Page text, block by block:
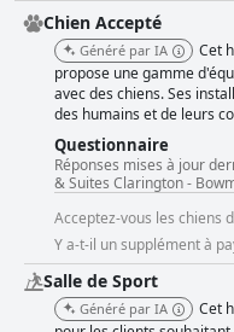
et les longs trajets. Les
propre, favorable aux
la tranquillité.
son bon rapport qualité-prix,
voyageurs. **Petit-déjeuner** : L'hôtel est très apprécié pour son petit-
déjeuner, qui propose une
comme des saucisses, des
un assortiment de pains. Le
qualité. Malgré quelques
l'expérience matinale des clients. **Chambres** : Les
régulièrement l'éloge des
leur confort. Les lits et les
pour leur confort, contribuant
modernes et les salles de
Chien Accepté
Généré par IA
Cet
propose une gamme
avec des chiens. Ses
des humains et de leurs
Questionnaire
Réponses mises à jour
& Suites Clarington -
Acceptez-vous les chiens
Y a-t-il un supplément à
Salle de Sport
Généré par IA
Cet